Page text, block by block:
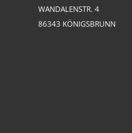
WANDALENSTR. 4
86343 KÖNIGSBRUNN